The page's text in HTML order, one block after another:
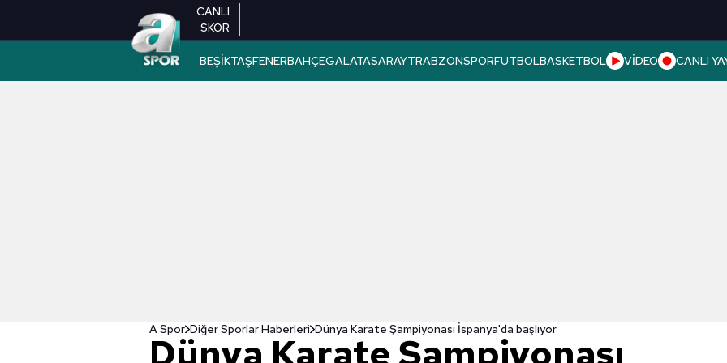
CANLI
SKOR
BEŞİKTAŞFENERBAHÇEGALATASARAYTRABZONSPORFUTBOLBASKETBOL VİDEO CANLI
A Spor Diğer Sporlar Haberleri Dünya Karate Şampiyonası İspanya'da başlıyor
Dünya Karate Şampiyonası